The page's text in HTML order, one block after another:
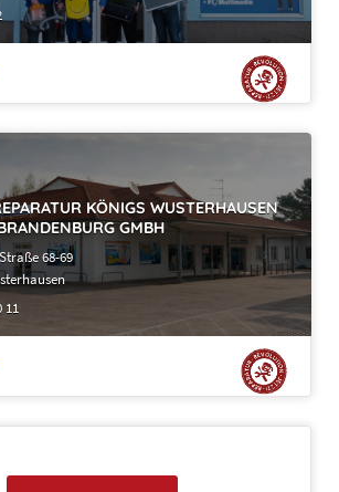
KÖNIGS WUSTERHAUSEN
GMBH
68-69
11